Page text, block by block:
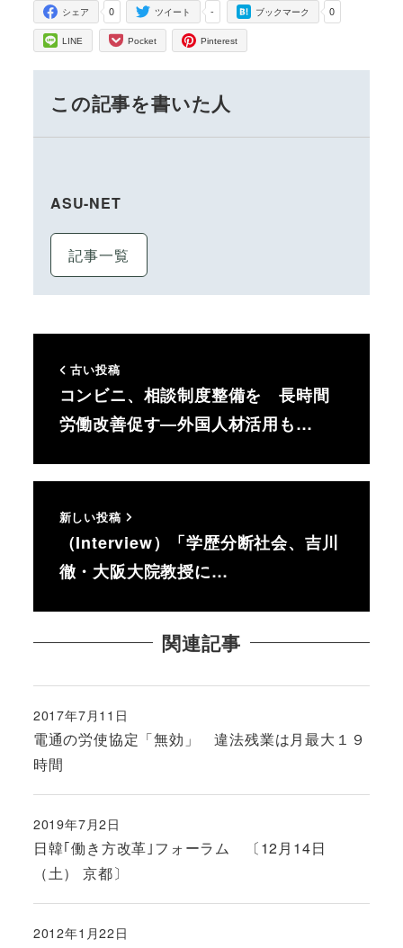
0
シェア -
ツイート 0
ブックマーク
LINE Pocket Pinterest
この記事を書いた人
ASU-NET
記事一覧
古い投稿
コンビニ、相談制度整備を 長時間
労働改善促す―外国人材活用も…
新しい投稿
（Interview）「学歴分断社会、吉川
徹・大阪大院教授に…
関連記事
電通の労使協定「無効」 違法残業は月最大１９
時間
投稿日
2017年7月11日
日韓｢働き方改革｣フォーラム 〔12月14日
（土） 京都〕
投稿日
2019年7月2日
投稿日
2012年1月22日